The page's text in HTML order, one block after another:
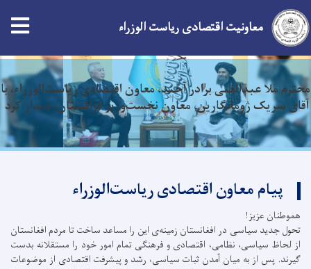
Skip
to
main
content
معاونیت اقتصادی ریاست الوزراء
محترم ملا عبدالغنی برادر آخند در حاشیه هفدهمین اجلاس
سران ایکو با شوکت میرضیایف رئیس جمهور ازبیکستان دیدار
نمود
پیام معاون اقتصادی ریاست‌الوزراء
هموطنان عزیز!
تحول جدید سیاسی در افغانستان زمینه‌ی این را مساعد ساخت تا مردم افغانستان
از لحاظ سیاسی، نظامی، اقتصادی و فرهنگی تمام امور خود را مستقلانه بدست
گیرند. پس از به میان آمدن ثبات سیاسی، رشد و پیشرفت اقتصادی از موضوعات